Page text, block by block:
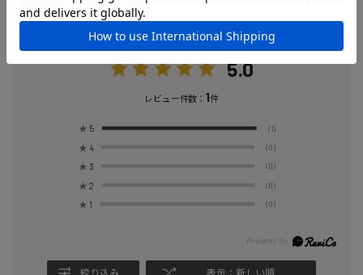
この商品のレビュー
5.0
レビュー件数： 1件
★ 5 (1)
★ 4 (0)
★ 3 (0)
★ 2 (0)
★ 1 (0)
絞り込み 表示：新しい順